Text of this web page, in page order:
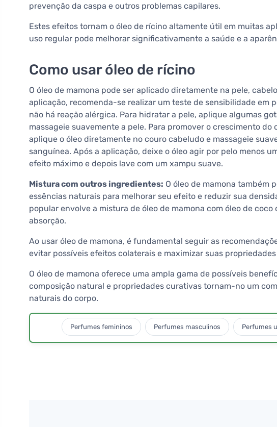
prevenção da caspa e outros problemas capilares.
Estes efeitos tornam o óleo de rícino altamente útil em muitas
uso regular pode melhorar significativamente a saúde e a
Como usar óleo de rícino
O óleo de mamona pode ser aplicado diretamente na pele,
aplicação, recomenda-se realizar um teste de sensibilidade em
não há reação alérgica. Para hidratar a pele, aplique algumas
massageie suavemente a pele. Para promover o crescimento
aplique o óleo diretamente no couro cabeludo e massageie
sanguínea. Após a aplicação, deixe o óleo agir por pelo menos
efeito máximo e depois lave com um xampu suave.
Mistura com outros ingredientes: O óleo de mamona também
essências naturais para melhorar seu efeito e reduzir sua
popular envolve a mistura de óleo de mamona com óleo de
absorção.
Ao usar óleo de mamona, é fundamental seguir as
evitar possíveis efeitos colaterais e maximizar suas
O óleo de mamona oferece uma ampla gama de possíveis
composição natural e propriedades curativas tornam-no um
naturais do corpo.
Perfumes femininos Perfumes masculinos Perfumes